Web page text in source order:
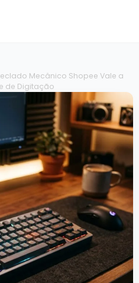
Mecânico Shopee Vale a
de Digitação